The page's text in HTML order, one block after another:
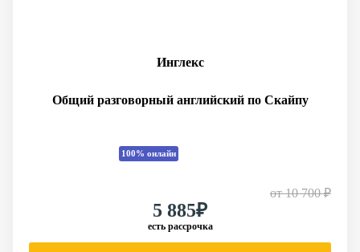
Инглекс
Общий разговорный английский по Скайпу
100% онлайн
от10 700 ₽
5 885₽
есть рассрочка